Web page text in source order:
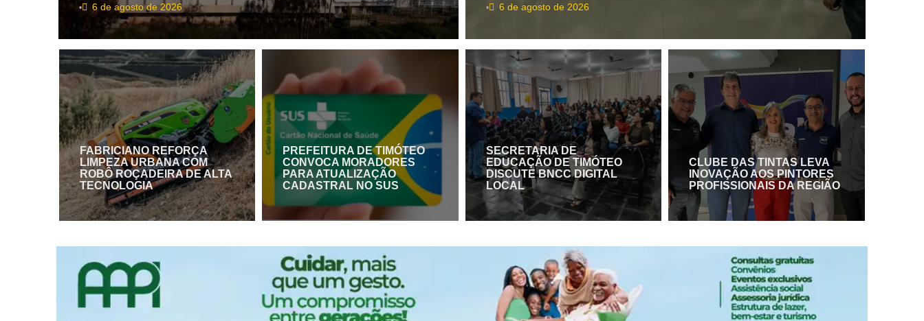
• 6 de agosto de 2026 • 6 de agosto de 2026
FABRICIANO REFORÇA
LIMPEZA URBANA COM
ROBÔ ROÇADEIRA DE ALTA
TECNOLOGIA
PREFEITURA DE TIMÓTEO
CONVOCA MORADORES
PARA ATUALIZAÇÃO
CADASTRAL NO SUS
SECRETARIA DE
EDUCAÇÃO DE TIMÓTEO
DISCUTE BNCC DIGITAL
LOCAL
CLUBE DAS TINTAS LEVA
INOVAÇÃO AOS PINTORES
PROFISSIONAIS DA REGIÃO